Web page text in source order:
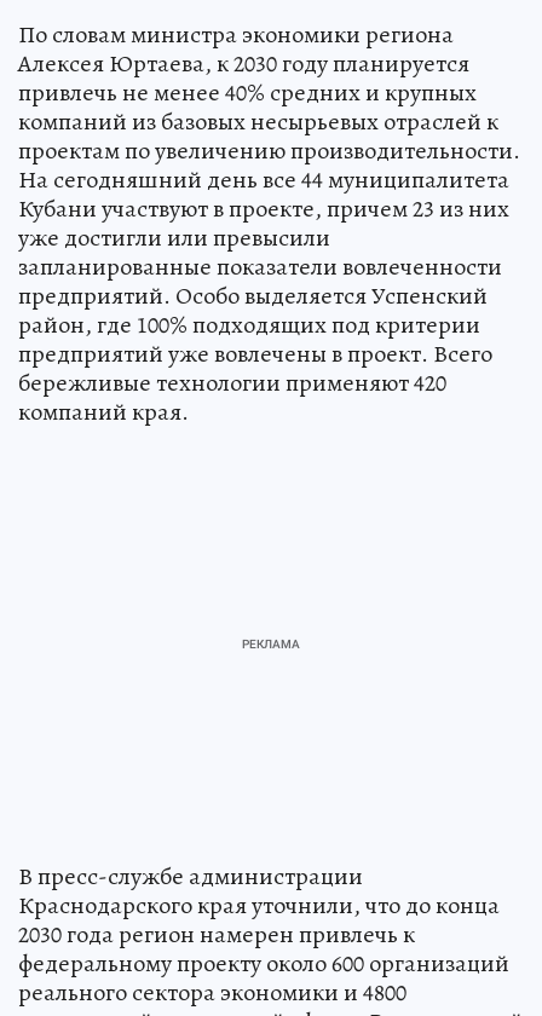
По словам министра экономики региона
Алексея Юртаева, к 2030 году планируется
привлечь не менее 40% средних и крупных
компаний из базовых несырьевых отраслей к
проектам по увеличению производительности.
На сегодняшний день все 44 муниципалитета
Кубани участвуют в проекте, причем 23 из них
уже достигли или превысили
запланированные показатели вовлеченности
предприятий. Особо выделяется Успенский
район, где 100% подходящих под критерии
предприятий уже вовлечены в проект. Всего
бережливые технологии применяют 420
компаний края.
В пресс-службе администрации
Краснодарского края уточнили, что до конца
2030 года регион намерен привлечь к
федеральному проекту около 600 организаций
реального сектора экономики и 4800